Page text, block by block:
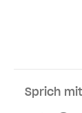
Sprich